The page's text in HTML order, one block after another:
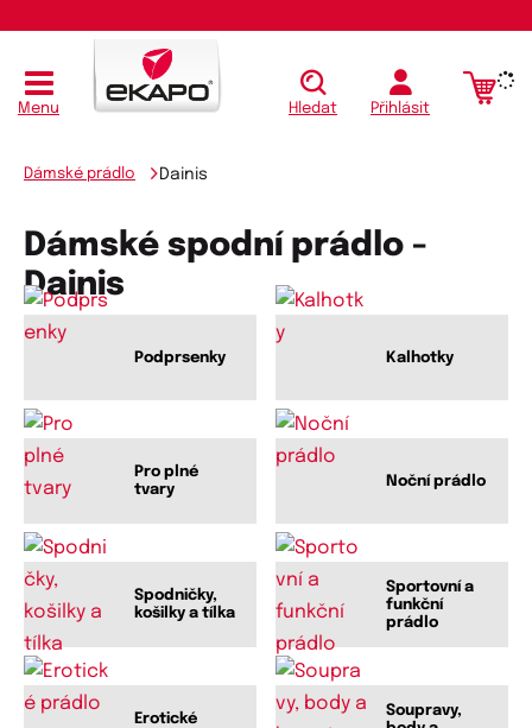
Menu Hledat Přihlásit
Dámské prádlo Dainis
Dámské spodní prádlo -
Dainis
Podprsenky Kalhotky
Pro plné
tvary
Noční prádlo
Spodničky,
košilky a tílka
Sportovní a
funkční
prádlo
Erotické
Soupravy,